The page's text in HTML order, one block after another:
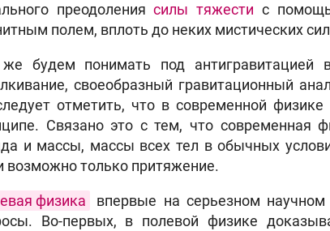
преодолениясилы тяжести с
полем, вплоть до неких мистических
будем понимать под антигравитацией
своеобразный гравитационный
отметить, что в современной
Связано это с тем, что современная
и массы, массы всех тел в обычных
возможно только притяжение.
физика
впервые на серьезном
Во-первых, в полевой физике